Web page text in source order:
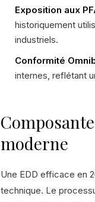
Exposition aux
historiquement
industriels.
Conformité
internes, reflétant
moderne
Une EDD efficace en
technique. Le